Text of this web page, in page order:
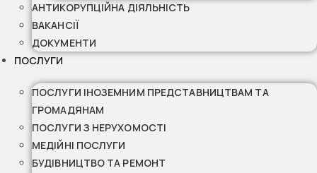
АНТИКОРУПЦІЙНА ДІЯЛЬНІСТЬ
ВАКАНСІЇ
ДОКУМЕНТИ
ПОСЛУГИ
ПОСЛУГИ ІНОЗЕМНИМ ПРЕДСТАВНИЦТВАМ ТА
ГРОМАДЯНАМ
ПОСЛУГИ З НЕРУХОМОСТІ
МЕДІЙНІ ПОСЛУГИ
БУДІВНИЦТВО ТА РЕМОНТ